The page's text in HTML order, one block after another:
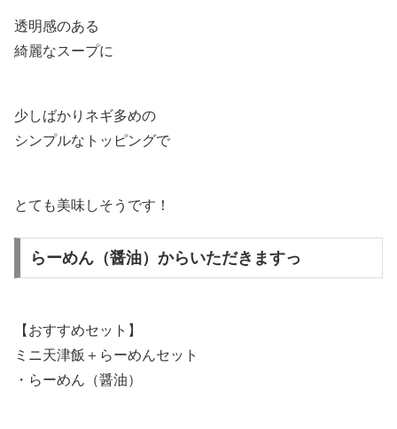
透明感のある
綺麗なスープに
少しばかりネギ多めの
シンプルなトッピングで
とても美味しそうです！
らーめん（醤油）からいただきますっ
【おすすめセット】
ミニ天津飯＋らーめんセット
・らーめん（醤油）